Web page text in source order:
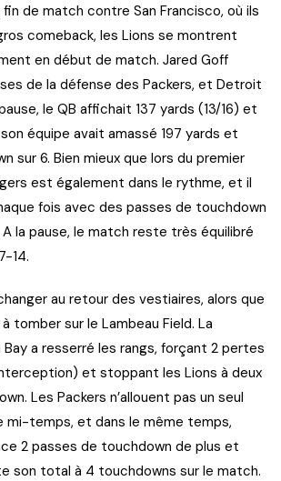
fin de match contre San Francisco, où ils
comeback, les Lions se montrent
en début de match. Jared Goff
de la défense des Packers, et Detroit
le QB affichait 137 yards (13/16) et
équipe avait amassé 197 yards et
sur 6. Bien mieux que lors du premier
est également dans le rythme, et il
fois avec des passes de touchdown
A la pause, le match reste très équilibré
14.
au retour des vestiaires, alors que
tomber sur le Lambeau Field. La
a resserré les rangs, forçant 2 pertes
et stoppant les Lions à deux
Les Packers n’allouent pas un seul
mi-temps, et dans le même temps,
2 passes de touchdown de plus et
son total à 4 touchdowns sur le match.